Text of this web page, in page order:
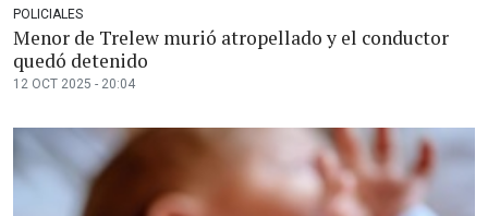
POLICIALES
Menor de Trelew murió atropellado y el conductor
quedó detenido
12 OCT 2025 - 20:04